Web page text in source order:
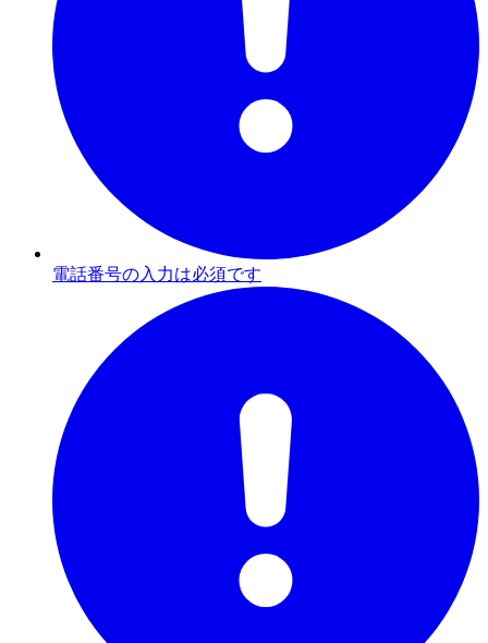
電話番号の入力は必須です